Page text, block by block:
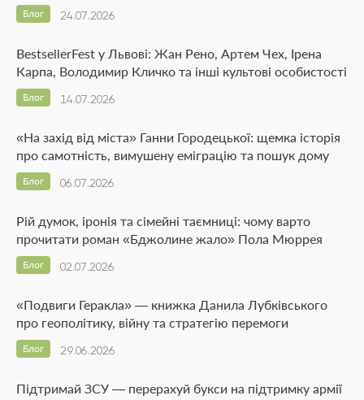
24.07.2026
Блог
BestsellerFest у Львові: Жан Рено, Артем Чех, Ірена
Карпа, Володимир Кличко та інші культові особистості
14.07.2026
Блог
«На захід від міста» Ганни Городецької: щемка історія
про самотність, вимушену еміграцію та пошук дому
06.07.2026
Блог
Рій думок, іронія та сімейні таємниці: чому варто
прочитати роман «Бджолине жало» Пола Мюррея
02.07.2026
Блог
«Подвиги Геракла» — книжка Данила Лубківського
про геополітику, війну та стратегію перемоги
29.06.2026
Блог
Підтримай ЗСУ — перерахуй букси на підтримку армії